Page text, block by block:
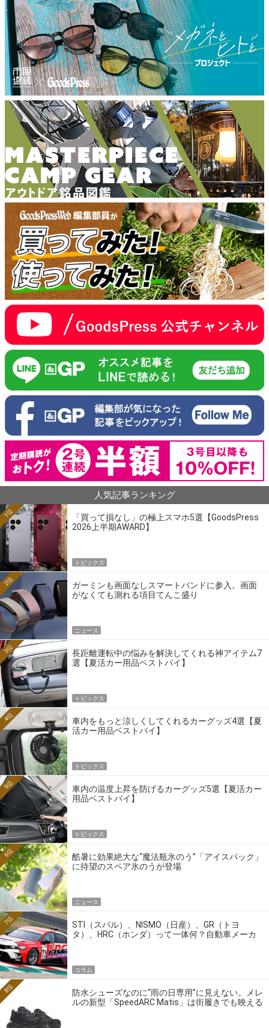
人気記事ランキング
「買って損なし」の極上スマホ5選【GoodsPress
2026上半期AWARD】
1位
トピックス
ガーミンも画面なしスマートバンドに参入。画面
がなくても測れる項目てんこ盛り
2位
ニュース
長距離運転中の悩みを解決してくれる神アイテム7
選【夏活カー用品ベストバイ】
3位
トピックス
車内をもっと涼しくしてくれるカーグッズ4選【夏
活カー用品ベストバイ】
4位
トピックス
車内の温度上昇を防げるカーグッズ5選【夏活カー
用品ベストバイ】
5位
トピックス
酷暑に効果絶大な“魔法瓶氷のう”「アイスパック」
に待望のスペア氷のうが登場
6位
ニュース
STI（スバル）、NISMO（日産）、GR（トヨ
タ）、HRC（ホンダ）って一体何？自動車メーカ
7位
コラム
防水シューズなのに“雨の日専用”に見えない。メレ
ルの新型「SpeedARC Matis」は街履きでも映える
8位